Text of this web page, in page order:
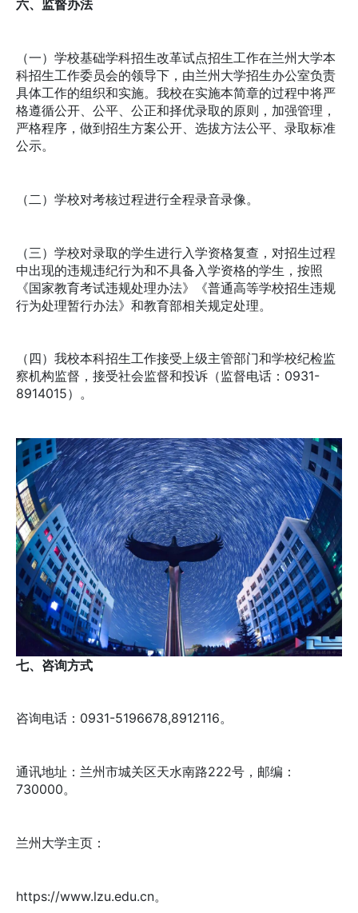
六、监督办法
（一）学校基础学科招生改革试点招生工作在兰州大学本
科招生工作委员会的领导下，由兰州大学招生办公室负责
具体工作的组织和实施。我校在实施本简章的过程中将严
格遵循公开、公平、公正和择优录取的原则，加强管理，
严格程序，做到招生方案公开、选拔方法公平、录取标准
公示。
（二）学校对考核过程进行全程录音录像。
（三）学校对录取的学生进行入学资格复查，对招生过程
中出现的违规违纪行为和不具备入学资格的学生，按照
《国家教育考试违规处理办法》《普通高等学校招生违规
行为处理暂行办法》和教育部相关规定处理。
（四）我校本科招生工作接受上级主管部门和学校纪检监
察机构监督，接受社会监督和投诉（监督电话：0931-
8914015）。
七、咨询方式
咨询电话：0931-5196678,8912116。
通讯地址：兰州市城关区天水南路222号，邮编：
730000。
兰州大学主页：
https://www.lzu.edu.cn。